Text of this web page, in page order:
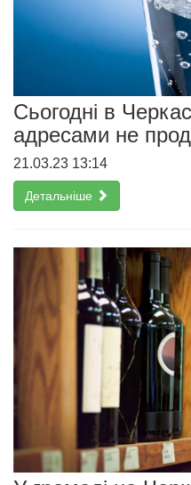
Сьогодні в
адресами не
21.03.23 13:14
Детальніше